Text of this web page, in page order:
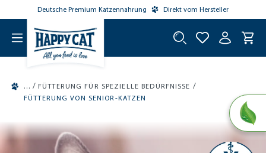
springen
Deutsche Premium Katzennahrung Direkt vom Hersteller
/ FÜTTERUNG FÜR SPEZIELLE BEDÜRFNISSE /
FÜTTERUNG VON SENIOR-KATZEN